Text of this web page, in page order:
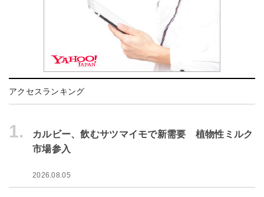
アクセスランキング
1.
カルビー、飲むサツマイモで新需要 植物性ミルク
市場参入
2026.08.05